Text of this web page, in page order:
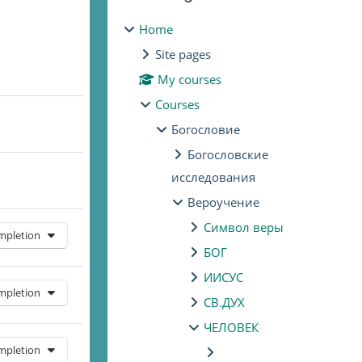
Home
Site pages
My courses
Courses
Богословие
Богословские
исследования
Вероучение
Символ веры
БОГ
ИИСУС
СВ.ДУХ
ЧЕЛОВЕК